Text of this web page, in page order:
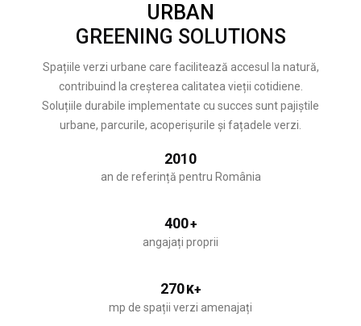
URBAN
GREENING SOLUTIONS
Spațiile verzi urbane care facilitează accesul la natură,
contribuind la creșterea calitatea vieții cotidiene.
Soluțiile durabile implementate cu succes sunt pajiștile
urbane, parcurile, acoperișurile și fațadele verzi.
2010
an de referință pentru România
400+
angajați proprii
270K+
mp de spații verzi amenajați